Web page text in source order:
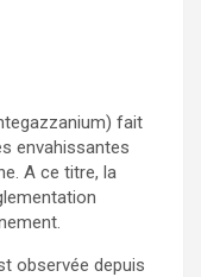
fait
envahissantes
A ce titre, la
observée depuis